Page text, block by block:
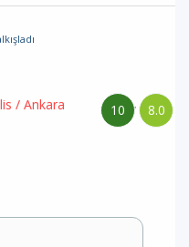
8.0
/
10
/ Ankara